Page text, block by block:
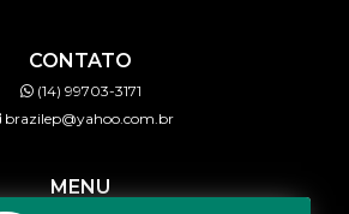
CONTATO
(14) 99703-3171
brazilep@yahoo.com.br
MENU